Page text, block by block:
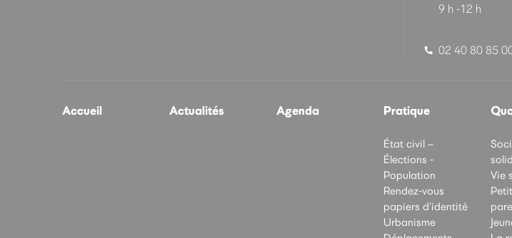
9 h -12 h
02 40 80 85
Accueil Actualités Agenda Pratique
État civil –
Élections -
Population
Rendez-vous
papiers d’identité
Urbanisme
Vie